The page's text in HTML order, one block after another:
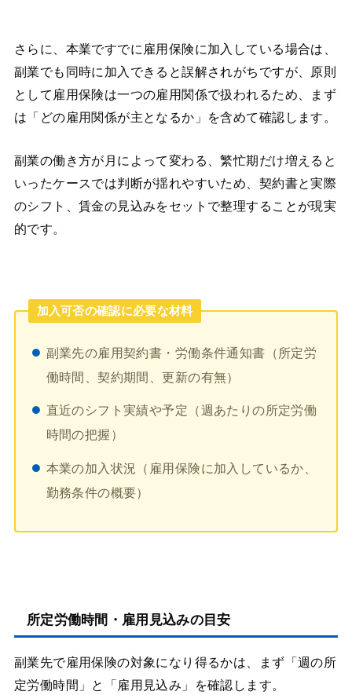
さらに、本業ですでに雇用保険に加入している場合は、
副業でも同時に加入できると誤解されがちですが、原則
として雇用保険は一つの雇用関係で扱われるため、まず
は「どの雇用関係が主となるか」を含めて確認します。
副業の働き方が月によって変わる、繁忙期だけ増えると
いったケースでは判断が揺れやすいため、契約書と実際
のシフト、賃金の見込みをセットで整理することが現実
的です。
加入可否の確認に必要な材料
副業先の雇用契約書・労働条件通知書（所定労
働時間、契約期間、更新の有無）
直近のシフト実績や予定（週あたりの所定労働
時間の把握）
本業の加入状況（雇用保険に加入しているか、
勤務条件の概要）
所定労働時間・雇用見込みの目安
副業先で雇用保険の対象になり得るかは、まず「週の所
定労働時間」と「雇用見込み」を確認します。